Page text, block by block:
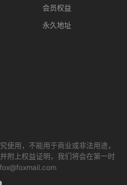
会员权益
永久地址
使用，不能用于商业或非法用途，
附上权益证明，我们将会在第一时